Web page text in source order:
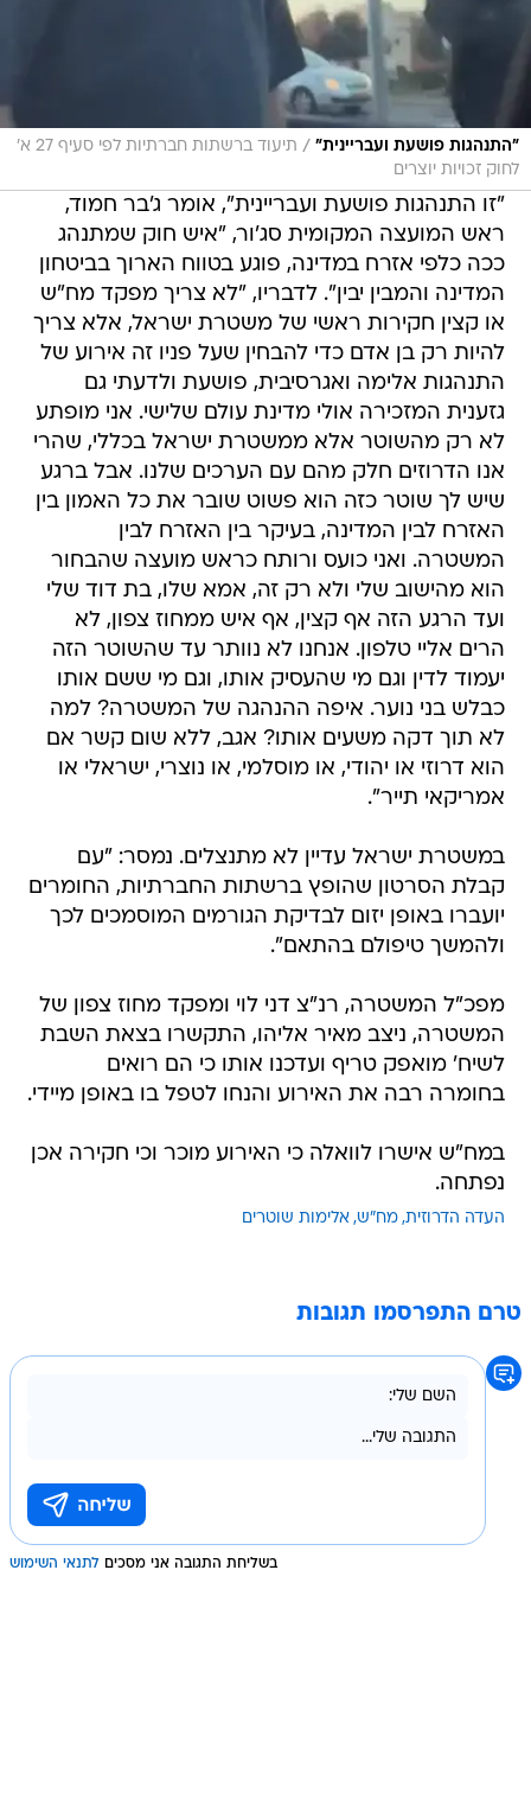
"התנהגות פושעת ועבריינית" /
תיעוד ברשתות חברתיות לפי סעיף 27 א'
לחוק זכויות יוצרים
"זו התנהגות פושעת ועבריינית", אומר ג'בר חמוד,
ראש המועצה המקומית סג'ור, "איש חוק שמתנהג
ככה כלפי אזרח במדינה, פוגע בטווח הארוך בביטחון
המדינה והמבין יבין". לדבריו, "לא צריך מפקד מח"ש
או קצין חקירות ראשי של משטרת ישראל, אלא צריך
להיות רק בן אדם כדי להבחין שעל פניו זה אירוע של
התנהגות אלימה ואגרסיבית, פושעת ולדעתי גם
גזענית המזכירה אולי מדינת עולם שלישי. אני מופתע
לא רק מהשוטר אלא ממשטרת ישראל בכללי, שהרי
אנו הדרוזים חלק מהם עם הערכים שלנו. אבל ברגע
שיש לך שוטר כזה הוא פשוט שובר את כל האמון בין
האזרח לבין המדינה, בעיקר בין האזרח לבין
המשטרה. ואני כועס ורותח כראש מועצה שהבחור
הוא מהישוב שלי ולא רק זה, אמא שלו, בת דוד שלי
ועד הרגע הזה אף קצין, אף איש ממחוז צפון, לא
הרים אליי טלפון. אנחנו לא נוותר עד שהשוטר הזה
יעמוד לדין וגם מי שהעסיק אותו, וגם מי ששם אותו
כבלש בני נוער. איפה ההנהגה של המשטרה? למה
לא תוך דקה משעים אותו? אגב, ללא שום קשר אם
הוא דרוזי או יהודי, או מוסלמי, או נוצרי, ישראלי או
אמריקאי תייר".
במשטרת ישראל עדיין לא מתנצלים. נמסר: "עם
קבלת הסרטון שהופץ ברשתות החברתיות, החומרים
יועברו באופן יזום לבדיקת הגורמים המוסמכים לכך
ולהמשך טיפולם בהתאם".
מפכ"ל המשטרה, רנ"צ דני לוי ומפקד מחוז צפון של
המשטרה, ניצב מאיר אליהו, התקשרו בצאת השבת
לשיח' מואפק טריף ועדכנו אותו כי הם רואים
בחומרה רבה את האירוע והנחו לטפל בו באופן מיידי.
במח"ש אישרו לוואלה כי האירוע מוכר וכי חקירה אכן
נפתחה.
העדה הדרוזית מח"ש אלימות שוטרים
טרם התפרסמו תגובות
בשליחת התגובה אני מסכים לתנאי השימוש